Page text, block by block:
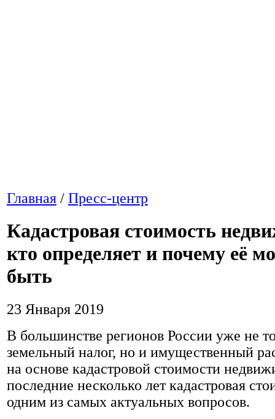
Главная / Пресс-центр
Кадастровая стоимость
кто определяет и почему её
быть
23 Января 2019
В большинстве регионов России уже не
земельный налог, но и имущественный
на основе кадастровой стоимости
последние несколько лет кадастровая
одним из самых актуальных вопросов.